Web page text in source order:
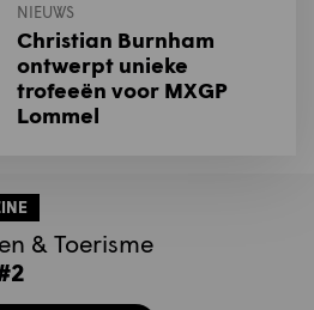
NIEUWS
Christian Burnham
ontwerpt unieke
trofeeën voor MXGP
Lommel
& Toerisme